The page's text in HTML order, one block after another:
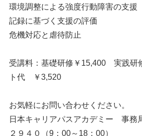
環境調整による強度行動障害の支援
記録に基づく支援の評価
危機対応と虐待防止
受講料：基礎研修￥15,400 実践
ト代 ￥3,520
お気軽にお問い合わせください。
日本キャリアパスアカデミー 事務
２９４０（9：00～18：00）